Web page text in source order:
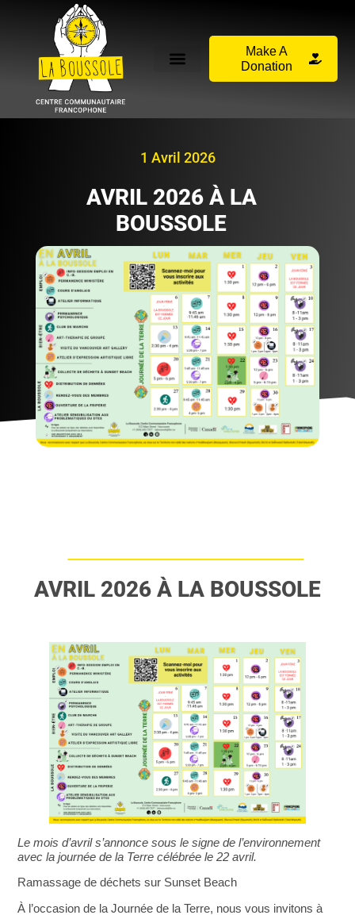
Make A
Donation
1 Avril 2026
AVRIL 2026 À LA
BOUSSOLE
AVRIL 2026 À LA BOUSSOLE
Le mois d’avril s’annonce sous le signe de l’environnement
avec la journée de la Terre célébrée le 22 avril.
Ramassage de déchets sur Sunset Beach
À l’occasion de la Journée de la Terre, nous vous invitons à